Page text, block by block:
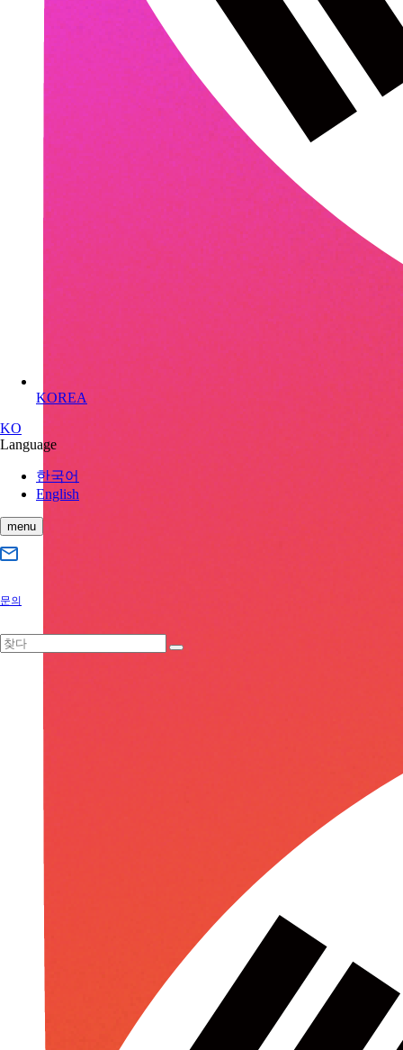
KOREA
KO
Language
한국어
English
menu
문의